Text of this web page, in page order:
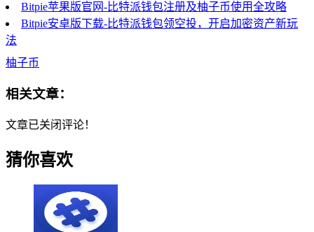
Bitpie苹果版官网-比特派钱包注册及柚子币使用全攻略
Bitpie安卓版下载-比特派钱包领空投，开启加密资产新玩
法
柚子币
相关文章：
文章已关闭评论！
猜你喜欢